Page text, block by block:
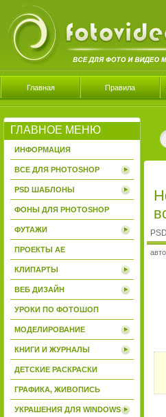
Главная Правила
ГЛАВНОЕ МЕНЮ
ИНФОРМАЦИЯ
ВСЕ ДЛЯ PHOTOSHOP
PSD ШАБЛОНЫ
ФОНЫ ДЛЯ PHOTOSHOP
ФУТАЖИ
ПРОЕКТЫ AE
КЛИПАРТЫ
ВЕБ ДИЗАЙН
УРОКИ ПО ФОТОШОП
МОДЕЛИРОВАНИЕ
КНИГИ И ЖУРНАЛЫ
ДЕТСКИЕ РАСКРАСКИ
ГРАФИКА, ЖИВОПИСЬ
УКРАШЕНИЯ ДЛЯ WINDOWS